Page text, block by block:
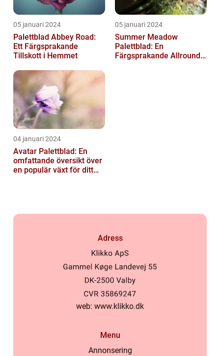
05 januari 2024
Palettblad Abbey Road:
Ett Färgsprakande
Tillskott i Hemmet
05 januari 2024
Summer Meadow
Palettblad: En
Färgsprakande Allround-
04 januari 2024
Avatar Palettblad: En
omfattande översikt över
en populär växt för ditt
Adress
web: www.klikko.dk
Menu
Annonsering